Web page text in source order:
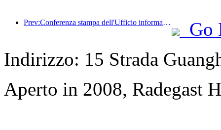
Prev:Conferenza stampa dell'Ufficio informazioni del Consiglio di Stato: i ricavi dei viaggi transfrontalieri del mio Paese sono aumentati del 42% nella prima metà di quest'anno
Go
Indirizzo: 15 Strada
Aperto in 2008, Radegast